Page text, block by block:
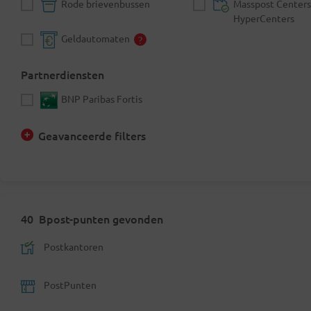
Rode brievenbussen
Masspost
HyperCenters
Geldautomaten
Partnerdiensten
BNP Paribas Fortis
Geavanceerde filters
40 Bpost-punten gevonden
Postkantoren
PostPunten